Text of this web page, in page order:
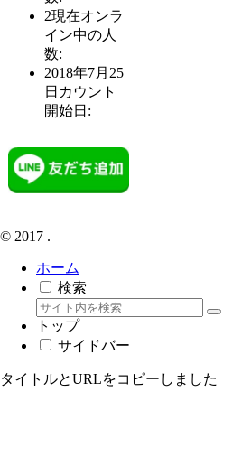
2現在オンラ
イン中の人
数:
2018年7月25
日 カウント
開始日:
© 2017 .
ホーム
検索
トップ
サイドバー
タイトルとURLをコピーしました